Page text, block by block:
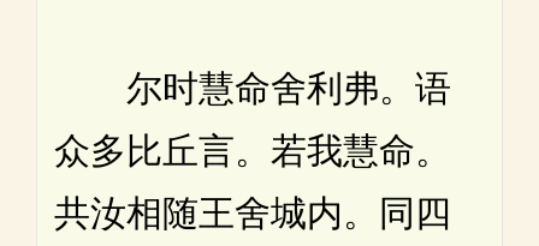
尔时慧命舍利弗。语
众多比丘言。若我慧命。
共汝相随王舍城内。同四